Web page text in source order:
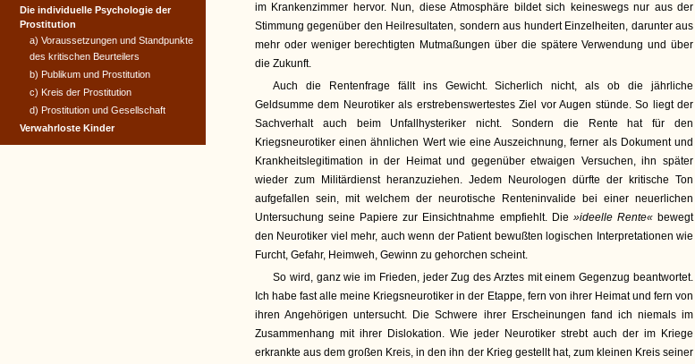
im Krankenzimmer hervor. Nun, diese Atmosphäre bildet sich keineswegs nur aus der
Stimmung gegenüber den Heilresultaten, sondern aus hundert Einzelheiten, darunter aus
mehr oder weniger berechtigten Mutmaßungen über die spätere Verwendung und über
die Zukunft.
Auch die Rentenfrage fällt ins Gewicht. Sicherlich nicht, als ob die jährliche
Geldsumme dem Neurotiker als erstrebenswertestes Ziel vor Augen stünde. So liegt der
Sachverhalt auch beim Unfallhysteriker nicht. Sondern die Rente hat für den
Kriegsneurotiker einen ähnlichen Wert wie eine Auszeichnung, ferner als Dokument und
Krankheitslegitimation in der Heimat und gegenüber etwaigen Versuchen, ihn später
wieder zum Militärdienst heranzuziehen. Jedem Neurologen dürfte der kritische Ton
aufgefallen sein, mit welchem der neurotische Renteninvalide bei einer neuerlichen
Untersuchung seine Papiere zur Einsichtnahme empfiehlt. Die »ideelle Rente« bewegt
den Neurotiker viel mehr, auch wenn der Patient bewußten logischen Interpretationen wie
Furcht, Gefahr, Heimweh, Gewinn zu gehorchen scheint.
So wird, ganz wie im Frieden, jeder Zug des Arztes mit einem Gegenzug beantwortet.
Ich habe fast alle meine Kriegsneurotiker in der Etappe, fern von ihrer Heimat und fern von
ihren Angehörigen untersucht. Die Schwere ihrer Erscheinungen fand ich niemals im
Zusammenhang mit ihrer Dislokation. Wie jeder Neurotiker strebt auch der im Kriege
erkrankte aus dem großen Kreis, in den ihn der Krieg gestellt hat, zum kleinen Kreis seiner
Die individuelle Psychologie der
Prostitution
a) Voraussetzungen und Standpunkte
des kritischen Beurteilers
b) Publikum und Prostitution
c) Kreis der Prostitution
d) Prostitution und Gesellschaft
Verwahrloste Kinder